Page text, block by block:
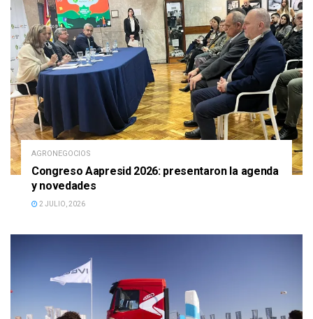
AGRONEGOCIOS
Congreso Aapresid 2026: presentaron la agenda
y novedades
2 JULIO, 2026